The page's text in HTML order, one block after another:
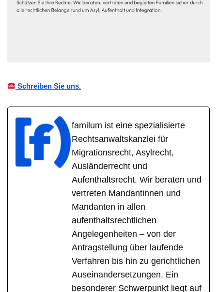
Schreiben Sie uns.
familum ist eine spezialisierte
Rechtsanwaltskanzlei für
Migrationsrecht, Asylrecht,
Ausländerrecht und
Aufenthaltsrecht. Wir beraten und
vertreten Mandantinnen und
Mandanten in allen
aufenthaltsrechtlichen
Angelegenheiten – von der
Antragstellung über laufende
Verfahren bis hin zu gerichtlichen
Auseinandersetzungen. Ein
besonderer Schwerpunkt liegt auf